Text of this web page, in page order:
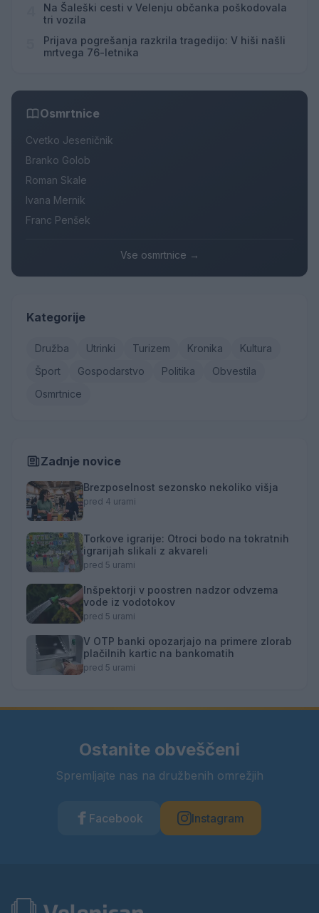
Na Šaleški cesti v Velenju občanka poškodovala
tri vozila
Prijava pogrešanja razkrila tragedijo: V hiši našli
mrtvega 76-letnika
Osmrtnice
Cvetko Jeseničnik
Branko Golob
Roman Skale
Ivana Mernik
Franc Penšek
Vse osmrtnice →
Kategorije
Družba Utrinki Turizem Kronika
Kultura
Šport
Gospodarstvo Politika
Obvestila
Osmrtnice
Zadnje novice
Brezposelnost sezonsko nekoliko višja
pred 4 urami
Torkove igrarije: Otroci bodo na tokratnih
igrarijah slikali z akvareli
pred 5 urami
Inšpektorji v poostren nadzor odvzema
vode iz vodotokov
pred 5 urami
V OTP banki opozarjajo na primere zlorab
plačilnih kartic na bankomatih
pred 5 urami
Ostanite obveščeni
Spremljajte nas na družbenih omrežjih
Facebook Instagram